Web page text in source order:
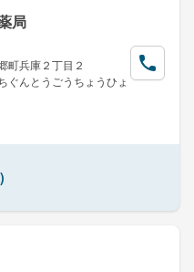
局
町兵庫２丁目２
ぐんとうごうちょうひょ